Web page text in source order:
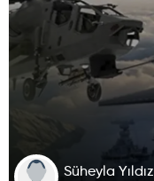
Süheyla Yıldız